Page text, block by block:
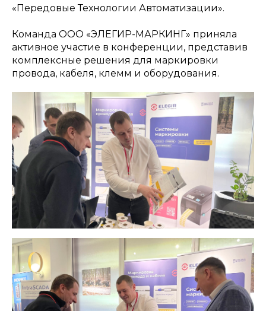
«Передовые Технологии Автоматизации».
Команда ООО «ЭЛЕГИР-МАРКИНГ» приняла
активное участие в конференции, представив
комплексные решения для маркировки
провода, кабеля, клемм и оборудования.